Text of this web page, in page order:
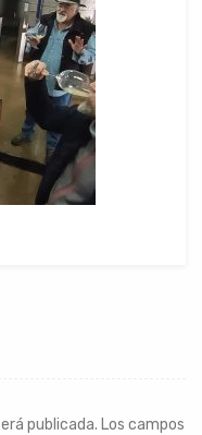
publicada. Los campos